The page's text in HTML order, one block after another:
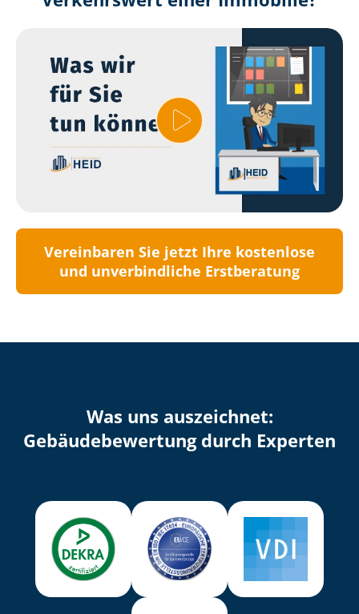
Vereinbaren Sie jetzt Ihre kostenlose
und unverbindliche Erstberatung
Was uns auszeichnet:
Ge­bäu­de­be­wer­tung durch Experten